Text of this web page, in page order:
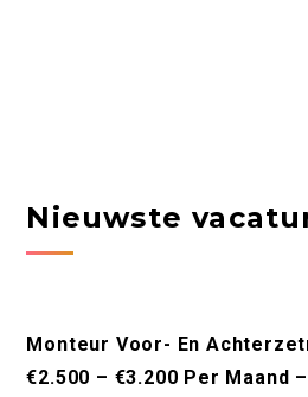
Nieuwste
Monteur Voor- En
€2.500 – €3.200 Per Maand